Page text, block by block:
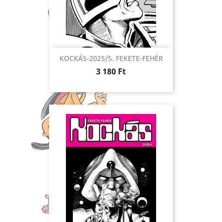
KOCKÁS-2025/5. FEKETE-FEHÉR
Ár
3 180 Ft